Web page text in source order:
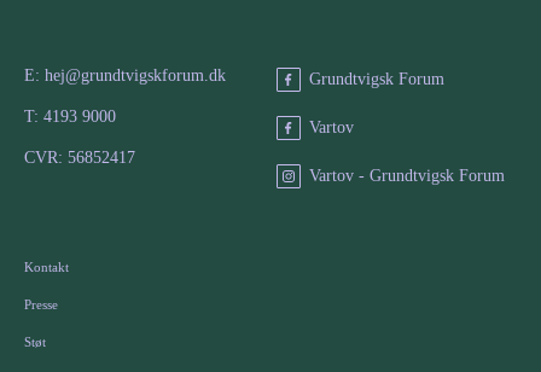
E: hej@grundtvigskforum.dk
T: 4193 9000
CVR: 56852417
Grundtvigsk Forum
Vartov
Vartov - Grundtvigsk Forum
Kontakt
Presse
Støt